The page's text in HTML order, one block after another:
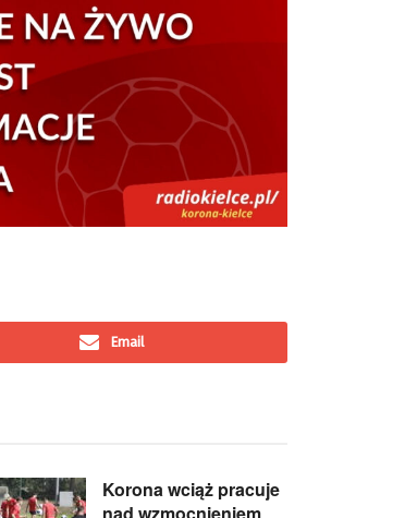
Email
Korona wciąż pracuje
nad wzmocnieniem